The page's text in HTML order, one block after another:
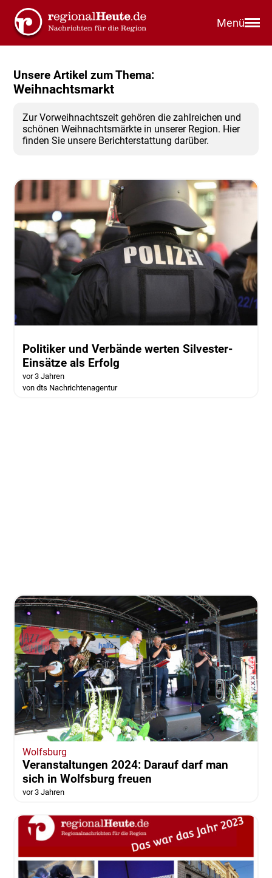
Menü
Unsere Artikel zum Thema:
Weihnachtsmarkt
Zur Vorweihnachtszeit gehören die zahlreichen und
schönen Weihnachtsmärkte in unserer Region. Hier
finden Sie unsere Berichterstattung darüber.
Politiker und Verbände werten Silvester-
Einsätze als Erfolg
vor 3 Jahren
von dts Nachrichtenagentur
Wolfsburg
Veranstaltungen 2024: Darauf darf man
sich in Wolfsburg freuen
vor 3 Jahren